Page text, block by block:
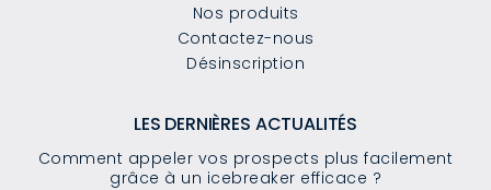
Nos produits
Contactez-nous
Désinscription
LES DERNIÈRES ACTUALITÉS
Comment appeler vos prospects plus facilement
grâce à un icebreaker efficace ?